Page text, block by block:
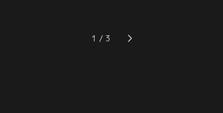
かを察した経営者・チビ太が彼に語
るのは？「恋する十四松」どんなと
（？）、この窮地を救う驚きの方法
が！？チビ太とともに商売を再開さ
1